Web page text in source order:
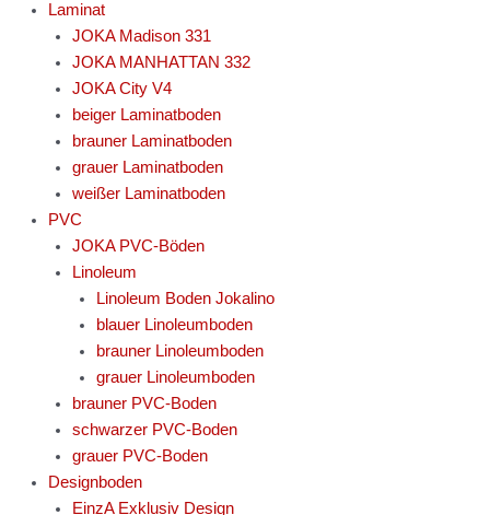
Laminat
JOKA Madison 331
JOKA MANHATTAN 332
JOKA City V4
beiger Laminatboden
brauner Laminatboden
grauer Laminatboden
weißer Laminatboden
PVC
JOKA PVC-Böden
Linoleum
Linoleum Boden Jokalino
blauer Linoleumboden
brauner Linoleumboden
grauer Linoleumboden
brauner PVC-Boden
schwarzer PVC-Boden
grauer PVC-Boden
Designboden
EinzA Exklusiv Design